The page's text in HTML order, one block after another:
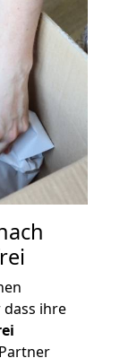
ihre